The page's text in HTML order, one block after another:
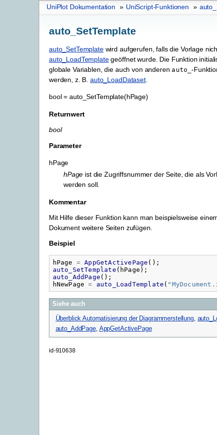
UniPlot Dokumentation » UniScript-Funktionen »
auto_SetTemplate
auto_SetTemplatewird aufgerufen, falls die Vorlage
auto_LoadTemplategeöffnet wurde. Die Funktion
globale Variablen, die auch von anderen auto_-
werden, z. B.auto_LoadDataset.
bool = auto_SetTemplate(hPage)
Returnwert
bool
Parameter
hPage
hPage ist die Zugriffsnummer der Seite, die als
werden soll.
Kommentar
Mit Hilfe dieser Funktion kann man beispielsweise
Dokument weitere Seiten zufügen.
Beispiel
hPage = AppGetActivePage ();
auto_SetTemplate ( hPage );
auto_AddPage ();
hNewPage
= auto_LoadTemplate ( "
Siehe auch
Überblick Automatisierung der Diagrammerstellung,
auto_AddPage, AppGetActivePage
id-910638